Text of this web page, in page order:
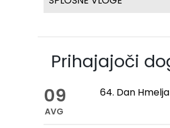
Prihajajoči
09
AVG
64. Dan